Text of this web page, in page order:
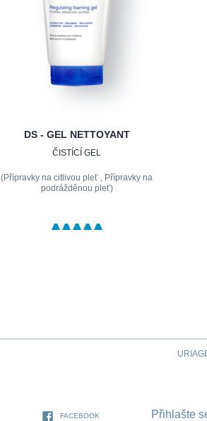
DS - GEL NETTOYANT
ČISTÍCÍ GEL
(Přípravky na citlivou pleť , Přípravky na
podrážděnou pleť)
FACEBOOK Přihlašte